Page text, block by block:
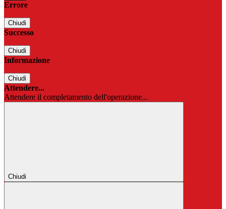
Errore
Chiudi
Successo
Chiudi
Informazione
Chiudi
Attendere...
Attendere il completamento dell'operazione...
Chiudi